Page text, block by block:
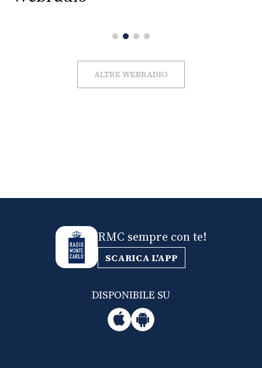
ALTRE WEBRADIO
RMC sempre con te!
SCARICA L'APP
DISPONIBILE SU